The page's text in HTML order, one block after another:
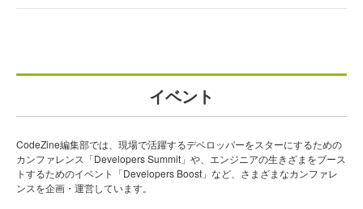
イベント
CodeZine編集部では、現場で活躍するデベロッパーをスターにするための
カンファレンス「Developers Summit」や、エンジニアの生きざまをブース
トするためのイベント「Developers Boost」など、さまざまなカンファレ
ンスを企画・運営しています。